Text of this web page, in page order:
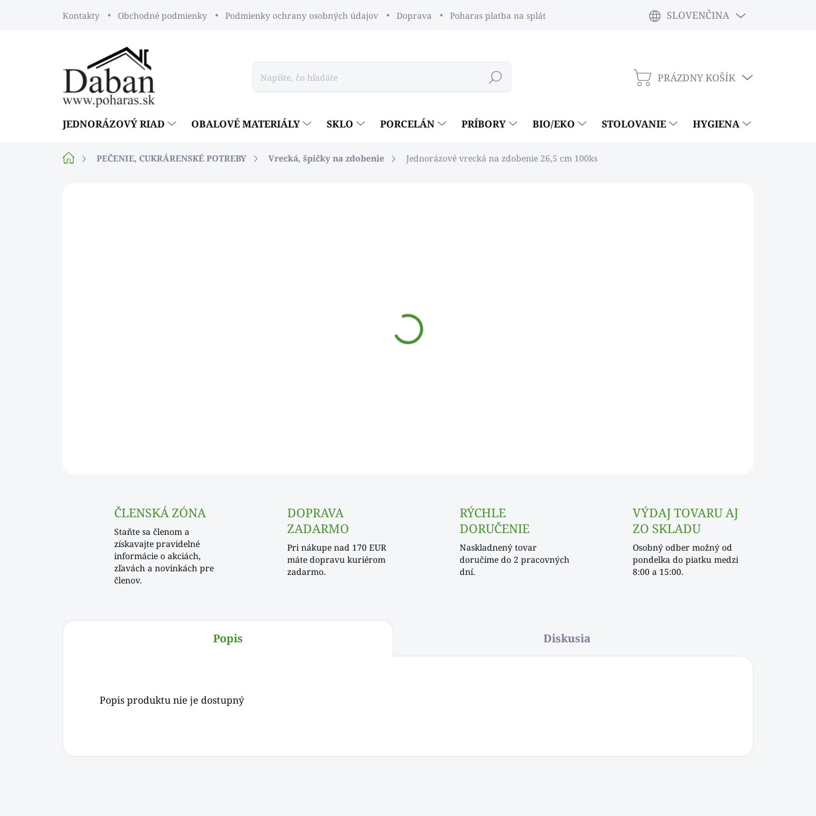
Kontakty Obchodné podmienky Podmienky ochrany osobných údajov Doprava Poharas platba na splátky SLOVENČINA
Hľadať NÁKUPNÝ
PRÁZDNY KOŠÍK
JEDNORÁZOVÝ RIAD OBALOVÉ MATERIÁLY SKLO PORCELÁN PRÍBORY BIO/EKO STOLOVANIE HYGIENA
DomovPEČENIE, CUKRÁRENSKÉ POTREBY Vrecká, špičky na zdobenie Jednorázové vrecká na zdobenie 26,5 cm 100ks
ČLENSKÁ ZÓNA
Staňte sa členom a
získavajte pravidelné
informácie o akciách,
zľavách a novinkách pre
členov.
DOPRAVA
ZADARMO
Pri nákupe nad 170 EUR
máte dopravu kuriérom
zadarmo.
RÝCHLE
DORUČENIE
Naskladnený tovar
doručíme do 2 pracovných
dní.
VÝDAJ TOVARU AJ
ZO SKLADU
Osobný odber možný od
pondelka do piatku medzi
8:00 a 15:00.
Popis Diskusia
Popis produktu nie je dostupný